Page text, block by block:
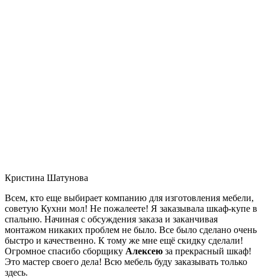
Кристина Шатунова
Всем, кто еще выбирает компанию для изготовления мебели,
советую Кухни мол! Не пожалеете! Я заказывала шкаф-купе в
спальню. Начиная с обсуждения заказа и заканчивая
монтажом никаких проблем не было. Все было сделано очень
быстро и качественно. К тому же мне ещё скидку сделали!
Огромное спасибо сборщику Алексею за прекрасный шкаф!
Это мастер своего дела! Всю мебель буду заказывать только
здесь.